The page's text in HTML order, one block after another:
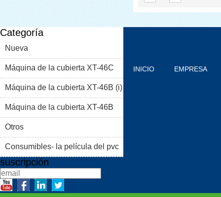
Categoría
Nueva
Máquina de la cubierta XT-46C
Máquina de la cubierta XT-46B (i)
Máquina de la cubierta XT-46B
(II)
Otros
Consumibles- la película del pvc
suscripción
INICIO EMPRESA